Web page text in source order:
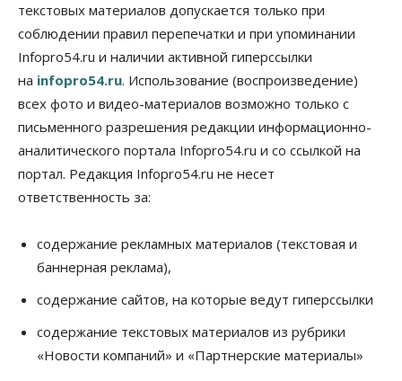
Россия построит в Киргизии новый кампус КРСУ:
30 гектаров, 15 тысяч студентов и 30 миллиардов
рублей
06 Августа 2026, 18:40
Общество
Новосибирским студентам помогают
адаптироваться к учебе через культуру
Бизнес Власть Недвижимость
Застройщики продавливают компромиссы по
Бизнес Недвижимость
началось строительство термального комплекса
Общество Право&Порядок
текстовых материалов допускается только при
соблюдении правил перепечатки и при упоминании
Infopro54.ru и наличии активной гиперссылки
на infopro54.ru. Использование (воспроизведение)
всех фото и видео-материалов возможно только с
письменного разрешения редакции информационно-
аналитического портала Infopro54.ru и со ссылкой на
портал. Редакция Infopro54.ru не несет
ответственность за:
содержание рекламных материалов (текстовая и
баннерная реклама),
содержание сайтов, на которые ведут гиперссылки
содержание текстовых материалов из рубрики
«Новости компаний» и «Партнерские материалы»